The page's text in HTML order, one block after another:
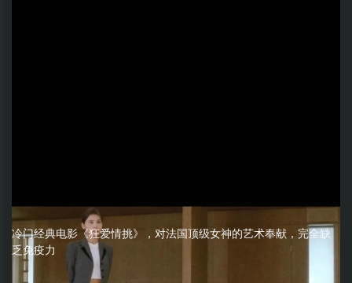
冷门经典电影《狂爱情挑》，对法国顶级女神的艺术奉献，完全缺
乏免疫力